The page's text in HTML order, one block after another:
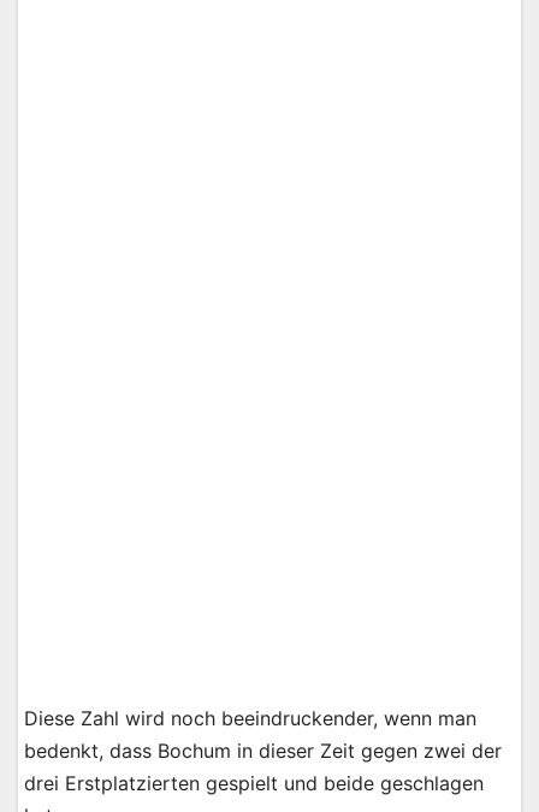
Diese Zahl wird noch beeindruckender, wenn man
bedenkt, dass Bochum in dieser Zeit gegen zwei der
drei Erstplatzierten gespielt und beide geschlagen